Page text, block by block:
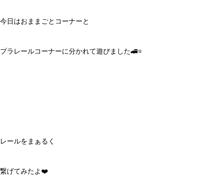
今日はおままごとコーナーと
プラレールコーナーに分かれて遊びました🚄⭐️
レールをまぁるく
繋げてみたよ❤️